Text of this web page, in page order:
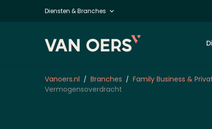
Diensten & Branches
Vanoers.nl Branches Family Business &
Vermogensoverdracht